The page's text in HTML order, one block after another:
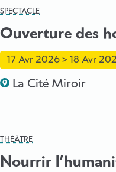
SPECTACLE
Ouverture des
17 Avr 2026 > 18 Avr
La Cité Miroir
THÉÂTRE
Nourrir